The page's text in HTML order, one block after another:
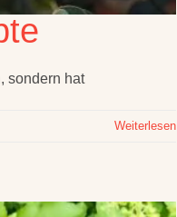
sondern hat
Weiterlesen